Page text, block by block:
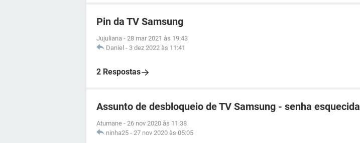
Pin da TV Samsung
Jujuliana - 28 mar 2021 às 19:43
Daniel - 3 dez 2022 às 11:41
2 Respostas
Assunto de desbloqueio de TV Samsung - senha esquecida
Atumane - 26 nov 2020 às 11:38
ninha25 - 27 nov 2020 às 05:05